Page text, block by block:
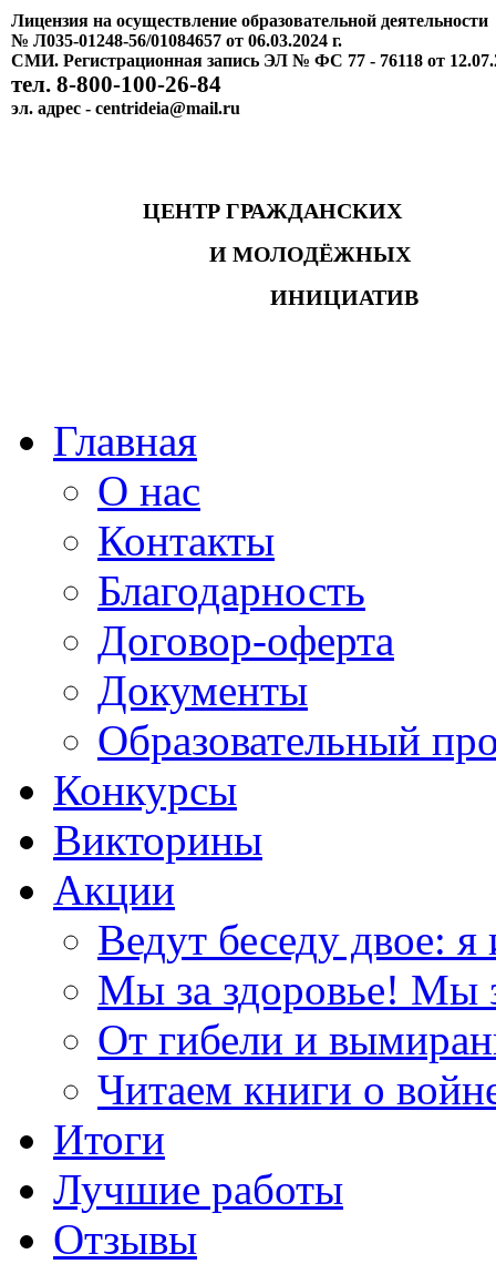
Лицензия на осуществление образовательной деятельности
№ Л035-01248-56/01084657 от 06.03.2024 г.
СМИ. Регистрационная запись ЭЛ № ФС 77 - 76118 от
тел. 8-800-100-26-84
эл. адрес - centrideia@mail.ru
ЦЕНТР ГРАЖДАНСКИХ
И МОЛОДЁЖНЫХ
ИНИЦИАТИВ
Главная
О нас
Контакты
Благодарность
Договор-оферта
Документы
Образовательный
Конкурсы
Викторины
Акции
Ведут беседу двое: я
Мы за здоровье! Мы
От гибели и
Читаем книги о
Итоги
Лучшие работы
Отзывы